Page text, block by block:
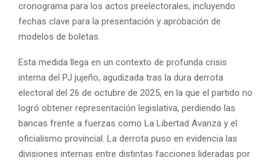
cronograma para los actos preelectorales, incluyendo
fechas clave para la presentación y aprobación de
modelos de boletas.
Esta medida llega en un contexto de profunda crisis
interna del PJ jujeño, agudizada tras la dura derrota
electoral del 26 de octubre de 2025, en la que el partido no
logró obtener representación legislativa, perdiendo las
bancas frente a fuerzas como La Libertad Avanza y el
oficialismo provincial. La derrota puso en evidencia las
divisiones internas entre distintas facciones lideradas por